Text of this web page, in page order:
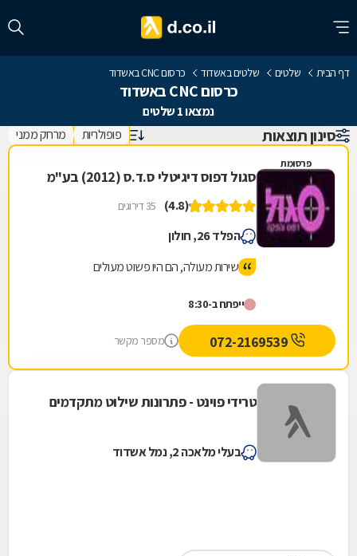
דף הבית שלטים שלטים באשדוד כרסום CNC באשדוד
כרסום CNC באשדוד
נמצאו 1 שלטים
סינון תוצאות פופולריות מרחק ממני
פרסומת
סגול דפוס דיגיטלי ס.ד.ס (2012) בע"מ
(4.8) 35 דירוגים
הפלד 26, חולון
שירות מעולה, הם היו פשוט מעולים
ייפתח ב-8:30
מספר מקשר
טרידי פוינט - פתרונות שילוט מתקדמים
בעלי מלאכה 2, נמל אשדוד